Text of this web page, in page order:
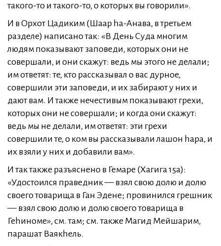
такого-то и такого-то, о которых вы говорили».
И в Орхот Цадиким (Шаар hа-Анава, в третьем
разделе) написано так: «В День Суда многим
людям показывают заповеди, которых они не
совершали, и они скажут: ведь мы этого не делали;
им ответят: те, кто рассказывал о вас дурное,
совершили эти заповеди, и их забирают у них и
дают вам. И также нечестивым показывают грехи,
которых они не совершали; и когда они скажут:
ведь мы не делали, им ответят: эти грехи
совершили те, о ком вы рассказывали лашон hара, и
их взяли у них и добавили вам».
И так также разъяснено в Гемаре (Хагига 15а):
«Удостоился праведник — взял свою долю и долю
своего товарища в Ган Эдене; провинился грешник
— взял свою долю и долю своего товарища в
Геhиноме», см. там; см. также Магид Мейшарим,
парашат Ваякhель.